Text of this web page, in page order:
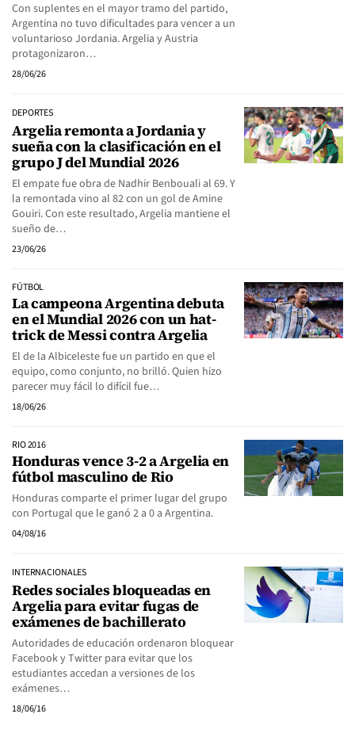
Con suplentes en el mayor tramo del partido,
Argentina no tuvo dificultades para vencer a un
voluntarioso Jordania. Argelia y Austria
protagonizaron…
28/06/26
DEPORTES
Argelia remonta a Jordania y
sueña con la clasificación en el
grupo J del Mundial 2026
El empate fue obra de Nadhir Benbouali al 69. Y
la remontada vino al 82 con un gol de Amine
Gouiri. Con este resultado, Argelia mantiene el
sueño de…
23/06/26
FÚTBOL
La campeona Argentina debuta
en el Mundial 2026 con un hat-
trick de Messi contra Argelia
El de la Albiceleste fue un partido en que el
equipo, como conjunto, no brilló. Quien hizo
parecer muy fácil lo difícil fue…
18/06/26
RIO 2016
Honduras vence 3-2 a Argelia en
fútbol masculino de Rio
Honduras comparte el primer lugar del grupo
con Portugal que le ganó 2 a 0 a Argentina.
04/08/16
INTERNACIONALES
Redes sociales bloqueadas en
Argelia para evitar fugas de
exámenes de bachillerato
Autoridades de educación ordenaron bloquear
Facebook y Twitter para evitar que los
estudiantes accedan a versiones de los
exámenes…
18/06/16